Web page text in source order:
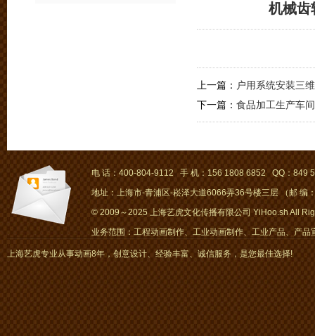
机械齿
上一篇： 户用系统安装三
下一篇： 食品加工生产车
电 话：400-804-9112 手 机：156 1808 6852 QQ：849
地址：上海市-青浦区-崧泽大道6066弄36号楼三层 （邮 编
© 2009～2025 上海艺虎文化传播有限公司 YiHoo.sh All
业务范围：工程动画制作、工业动画制作、工业产品、产
画、mg动画
上海艺虎专业从事动画8年，创意设计、经验丰富、诚信服务，是您最佳选择!